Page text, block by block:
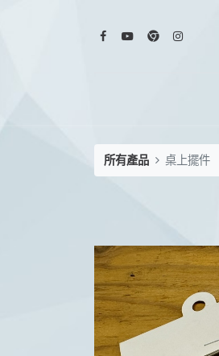
所有產品 桌上擺件